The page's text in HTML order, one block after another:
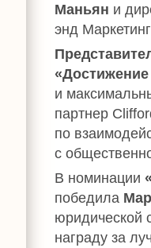
Маньян и
энд
«Достижение
и
партнер
по
с
В номинации
победила
юридической
награду за